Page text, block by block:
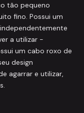
tão pequeno
fino. Possui um
a utilizar -
um cabo roxo de
design
agarrar e utilizar,